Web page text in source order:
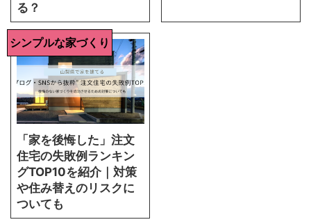
る？
「家を後悔した」注文
住宅の失敗例ランキン
グTOP10を紹介｜対策
や住み替えのリスクに
ついても
シンプルな家づくり